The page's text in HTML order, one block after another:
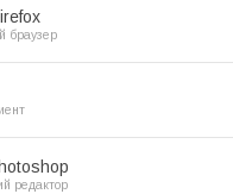
браузер
редактор